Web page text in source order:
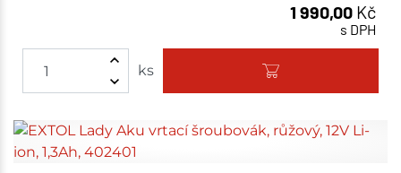
1 990,00 Kč
s DPH
ks